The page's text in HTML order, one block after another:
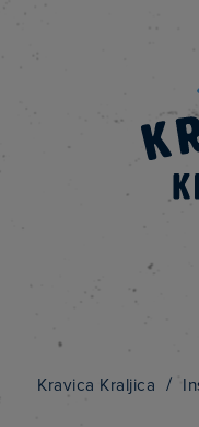
Kravica Kraljica /